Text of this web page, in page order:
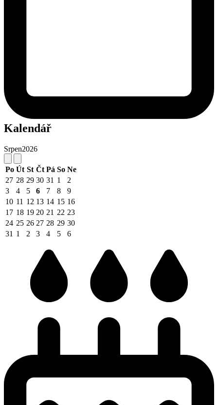
Kalendář
Srpen2026
Po Út St Čt Pá So Ne
27 28 29 30 31 1
2
3
4 5 6 7 8
9
10 11 12 13 14 15 16
17 18 19 20 21 22 23
24 25 26 27 28 29 30
31 1 2 3 4 5 6